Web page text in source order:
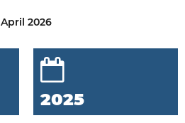
April 2026
2025